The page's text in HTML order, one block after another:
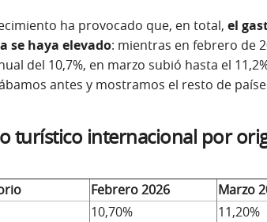
ha provocado que, en total, el
se haya elevado: mientras en febrero de
del 10,7%, en marzo subió hasta el
antes y mostramos el resto de
turístico internacional por
Febrero 2026 Marzo
10,70% 11,20%